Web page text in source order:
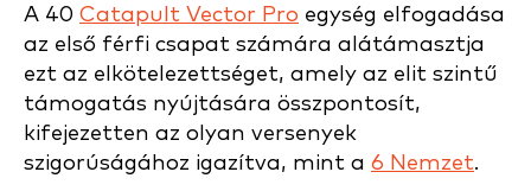
A 40 Catapult Vector Pro egység elfogadása
az első férfi csapat számára alátámasztja
ezt az elkötelezettséget, amely az elit szintű
támogatás nyújtására összpontosít,
kifejezetten az olyan versenyek
szigorúságához igazítva, mint a 6 Nemzet.